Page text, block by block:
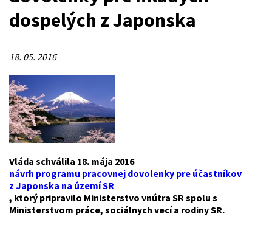
dospelých z Japonska
18. 05. 2016
Vláda schválila 18. mája 2016
návrh programu pracovnej dovolenky pre účastníkov
z Japonska na území SR
, ktorý pripravilo Ministerstvo vnútra SR spolu s
Ministerstvom práce, sociálnych vecí a rodiny SR.